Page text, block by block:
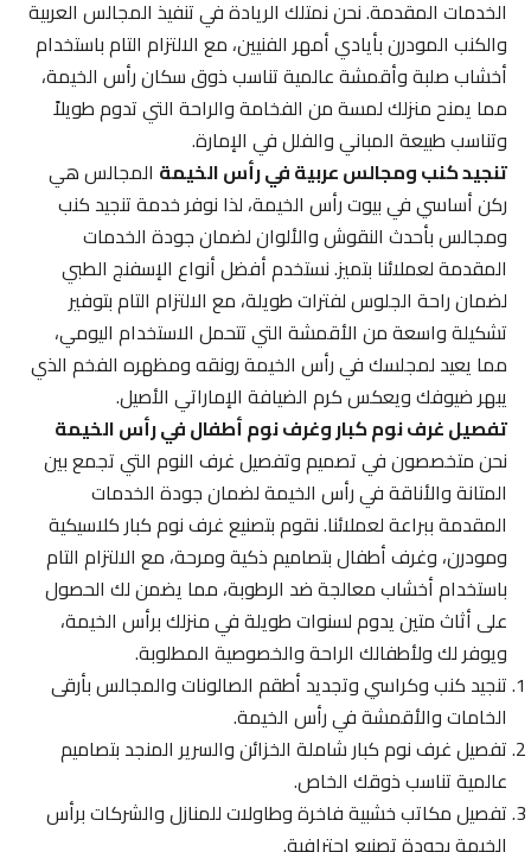
الخدمات المقدمة. نحن نمتلك الريادة في تنفيذ المجالس العربية
والكنب المودرن بأيادي أمهر الفنيين، مع الالتزام التام باستخدام
أخشاب صلبة وأقمشة عالمية تناسب ذوق سكان رأس الخيمة،
مما يمنح منزلك لمسة من الفخامة والراحة التي تدوم طويلاً
وتناسب طبيعة المباني والفلل في الإمارة.
تنجيد كنب ومجالس عربية في رأس الخيمةالمجالس هي
ركن أساسي في بيوت رأس الخيمة، لذا نوفر خدمة تنجيد كنب
ومجالس بأحدث النقوش والألوان لضمان جودة الخدمات
المقدمة لعملائنا بتميز. نستخدم أفضل أنواع الإسفنج الطبي
لضمان راحة الجلوس لفترات طويلة، مع الالتزام التام بتوفير
تشكيلة واسعة من الأقمشة التي تتحمل الاستخدام اليومي،
مما يعيد لمجلسك في رأس الخيمة رونقه ومظهره الفخم الذي
يبهر ضيوفك ويعكس كرم الضيافة الإماراتي الأصيل.
تفصيل غرف نوم كبار وغرف نوم أطفال في رأس الخيمة
نحن متخصصون في تصميم وتفصيل غرف النوم التي تجمع بين
المتانة والأناقة في رأس الخيمة لضمان جودة الخدمات
المقدمة ببراعة لعملائنا. نقوم بتصنيع غرف نوم كبار كلاسيكية
ومودرن، وغرف أطفال بتصاميم ذكية ومرحة، مع الالتزام التام
باستخدام أخشاب معالجة ضد الرطوبة، مما يضمن لك الحصول
على أثاث متين يدوم لسنوات طويلة في منزلك برأس الخيمة،
ويوفر لك ولأطفالك الراحة والخصوصية المطلوبة.
تنجيد كنب وكراسي وتجديد أطقم الصالونات والمجالس بأرقى
الخامات والأقمشة في رأس الخيمة.
تفصيل غرف نوم كبار شاملة الخزائن والسرير المنجد بتصاميم
عالمية تناسب ذوقك الخاص.
تفصيل مكاتب خشبية فاخرة وطاولات للمنازل والشركات برأس